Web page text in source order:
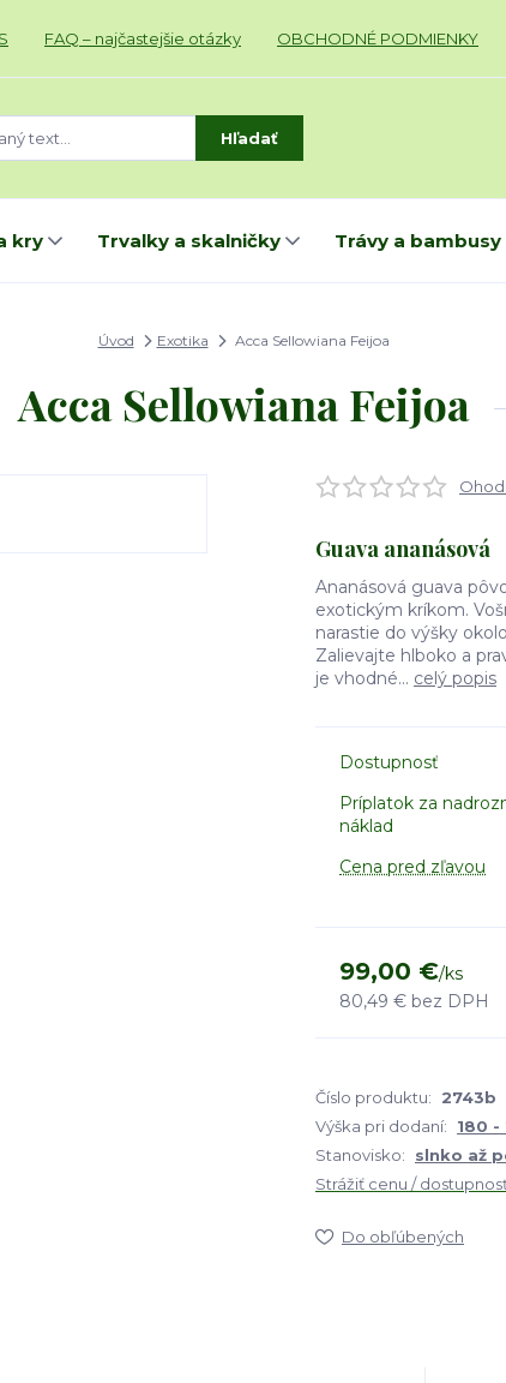
FAQ – najčastejšie otázky OBCHODNÉ PODMIENKY
Hľadať
kry Trvalky a skalničky Trávy a bambusy
Úvod Exotika Acca Sellowiana Feijoa
Acca Sellowiana Feijoa
Guava ananásová
Ananásová guava
exotickým kríkom.
narastie do výšky
Zalievajte hlboko a
je vhodné... celý popis
Dostupnosť
Príplatok za
náklad
Cena pred zľavou
99,00 €/ks
80,49 € bez DPH
Číslo produktu: 2743b
Výška pri dodaní:
180 -
Stanovisko:
slnko až
Strážiť cenu /
Do obľúbených